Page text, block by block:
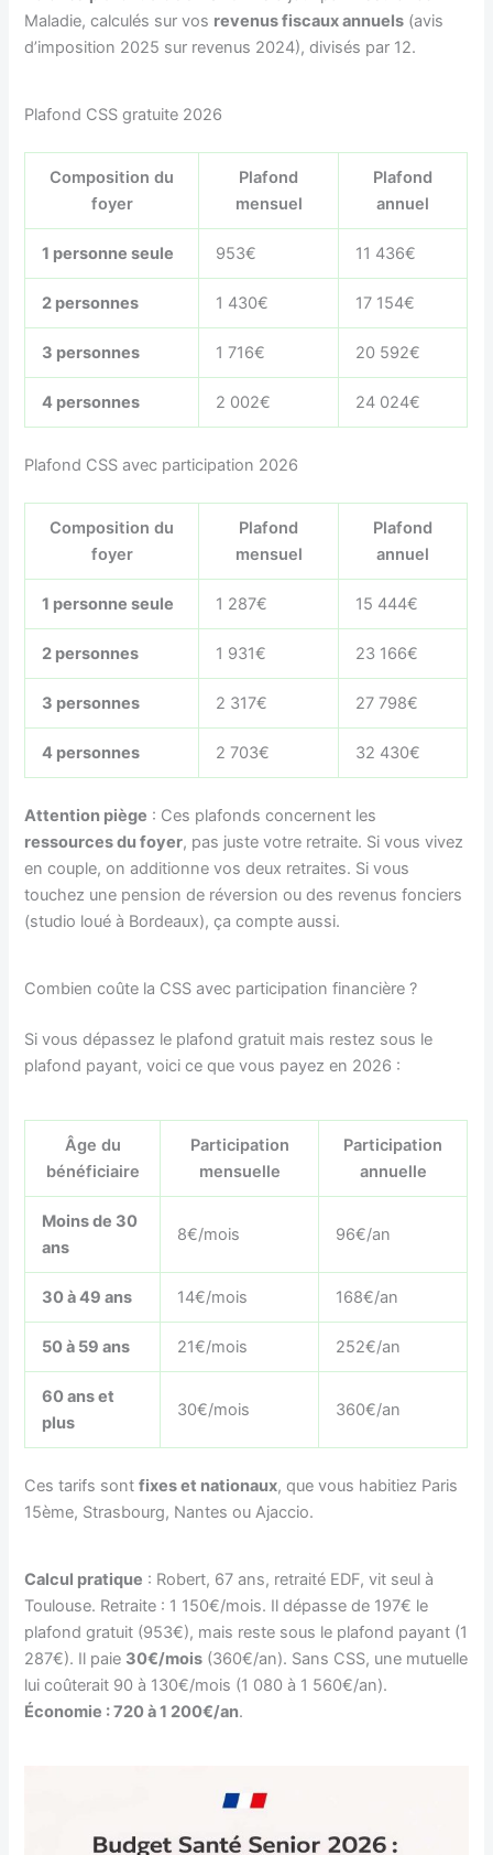
Maladie, calculés sur vos revenus fiscaux annuels (avis
d’imposition 2025 sur revenus 2024), divisés par 12.
Plafond CSS gratuite 2026
Composition du
foyer
Plafond
mensuel
Plafond
annuel
1 personne seule 953€ 11 436€
2 personnes 1 430€ 17 154€
3 personnes 1 716€ 20 592€
4 personnes 2 002€ 24 024€
Plafond CSS avec participation 2026
Composition du
foyer
Plafond
mensuel
Plafond
annuel
1 personne seule 1 287€ 15 444€
2 personnes 1 931€ 23 166€
3 personnes 2 317€ 27 798€
4 personnes 2 703€ 32 430€
Attention piège : Ces plafonds concernent les
ressources du foyer, pas juste votre retraite. Si vous vivez
en couple, on additionne vos deux retraites. Si vous
touchez une pension de réversion ou des revenus fonciers
(studio loué à Bordeaux), ça compte aussi.
Combien coûte la CSS avec participation financière ?
Si vous dépassez le plafond gratuit mais restez sous le
plafond payant, voici ce que vous payez en 2026 :
Âge du
bénéficiaire
Participation
mensuelle
Participation
annuelle
Moins de 30
ans
8€/mois 96€/an
30 à 49 ans 14€/mois 168€/an
50 à 59 ans 21€/mois 252€/an
60 ans et
plus
30€/mois 360€/an
Ces tarifs sontfixes et nationaux, que vous habitiez Paris
15ème, Strasbourg, Nantes ou Ajaccio.
Calcul pratique : Robert, 67 ans, retraité EDF, vit seul à
Toulouse. Retraite : 1 150€/mois. Il dépasse de 197€ le
plafond gratuit (953€), mais reste sous le plafond payant (1
287€). Il paie 30€/mois (360€/an). Sans CSS, une mutuelle
lui coûterait 90 à 130€/mois (1 080 à 1 560€/an).
Économie : 720 à 1 200€/an.